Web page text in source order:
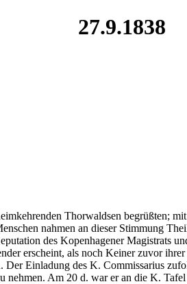
27.9.1838
Thorwaldsen begrüßten;
nahmen an dieser Stimmung
des Kopenhagener Magistrats
erscheint, als noch Keiner zuvor
Einladung des K. Commissarius
Am 20 d. war er an die K.